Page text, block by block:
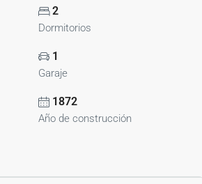
2
Dormitorios
1
Garaje
1872
Año de construcción